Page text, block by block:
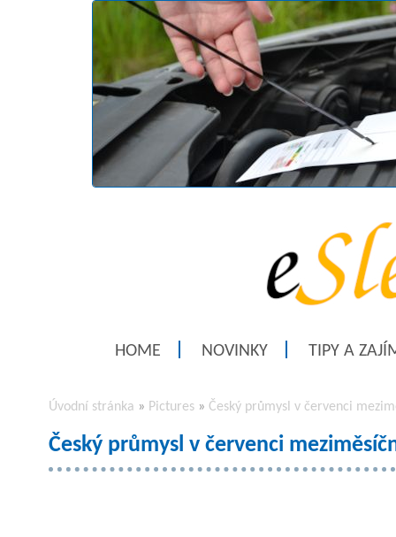
HOME NOVINKY TIPY A
Úvodní stránka » Pictures » Český průmysl v červenci
Český průmysl v červenci